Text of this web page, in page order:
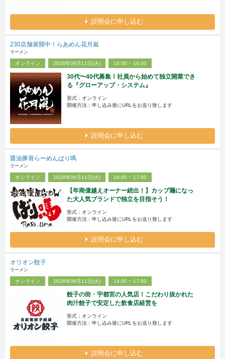
説明会に申し込む
230店舗展開中！らあめん花月嵐
ラーメン
オンライン 2026年08月11日(火) 10:00 ~ 16:00
30代〜40代募集！社員から始めて独立開業でき
る『グローアップ・システム』
形式：オンライン
開催方法：申し込み後にURLをお送り致します
説明会に申し込む
醤油豚骨らーめんばり嗎
ラーメン
オンライン 2026年08月11日(火) 10:00 ~ 17:00
【年商億越えオーナー続出！】カップ麺になっ
た大人気ブランドで独立を目指そう！
形式：オンライン
開催方法：申し込み後にURLをお送り致します
説明会に申し込む
オリオン餃子
ラーメン
オンライン 2026年08月11日(火) 14:00 ~ 17:00
餃子の街・宇都宮の人気店！こだわり抜かれた
肉汁餃子で安定した飲食店経営を
形式：オンライン
開催方法：申し込み後にURLをお送り致します
説明会に申し込む